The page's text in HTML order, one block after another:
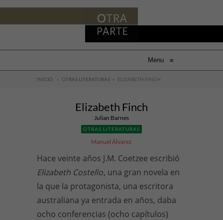
Menu ≡
INICIO » OTRAS LITERATURAS » ELIZABETH FINCH
Elizabeth Finch
Julian Barnes
OTRAS LITERATURAS
Manuel Álvarez
Hace veinte años J.M. Coetzee escribió
Elizabeth Costello, una gran novela en
la que la protagonista, una escritora
australiana ya entrada en años, daba
ocho conferencias (ocho capítulos)